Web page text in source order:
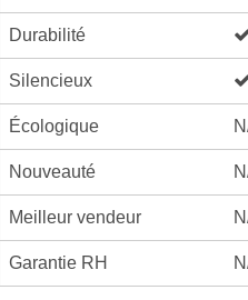
Durabilité
Silencieux
Écologique
Nouveauté
Meilleur vendeur
Garantie RH